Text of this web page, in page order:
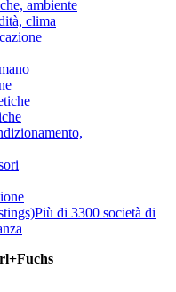
ambiente
clima
Più di 3300 società di